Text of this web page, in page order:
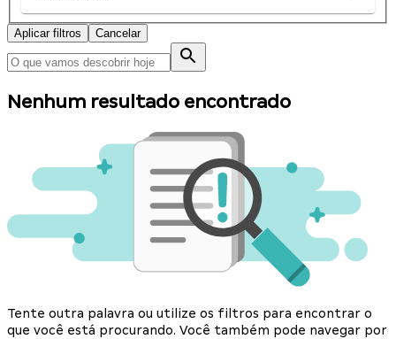
Aplicar filtros Cancelar
Nenhum resultado encontrado
Tente outra palavra ou utilize os filtros para encontrar o
que você está procurando. Você também pode navegar por